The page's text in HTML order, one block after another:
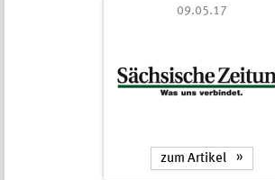
09.05.17
zum Artikel